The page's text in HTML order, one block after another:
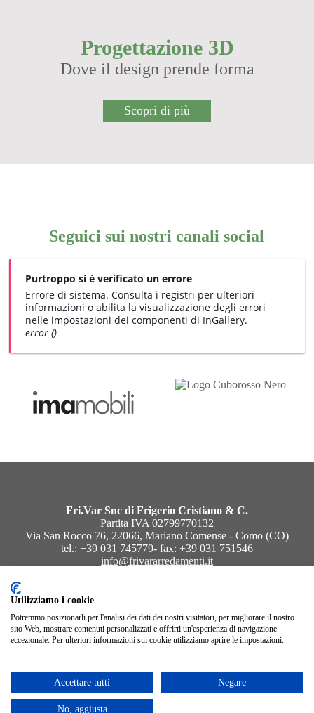
Progettazione 3D
Dove il design prende forma
Scopri di più
Seguici sui nostri canali social
Purtroppo si è verificato un errore
Errore di sistema. Consulta i registri per ulteriori
informazioni o abilita la visualizzazione degli errori
nelle impostazioni dei componenti di InGallery.
error ()
Fri.Var Snc di Frigerio Cristiano & C.
Partita IVA 02799770132
Via San Rocco 76, 22066, Mariano Comense - Como (CO)
tel.: +39 031 745779- fax: +39 031 751546
info@frivararredamenti.it
Seguici sui nostri canali social
Note legali
Utilizziamo i cookie
Potremmo posizionarli per l'analisi dei dati dei nostri visitatori, per migliorare il nostro
sito Web, mostrare contenuti personalizzati e offrirti un'esperienza di navigazione
eccezionale. Per ulteriori informazioni sui cookie utilizziamo aprire le impostazioni.
Accettare tutti Negare
No, aggiusta